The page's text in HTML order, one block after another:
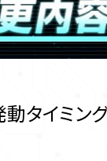
動タイミン